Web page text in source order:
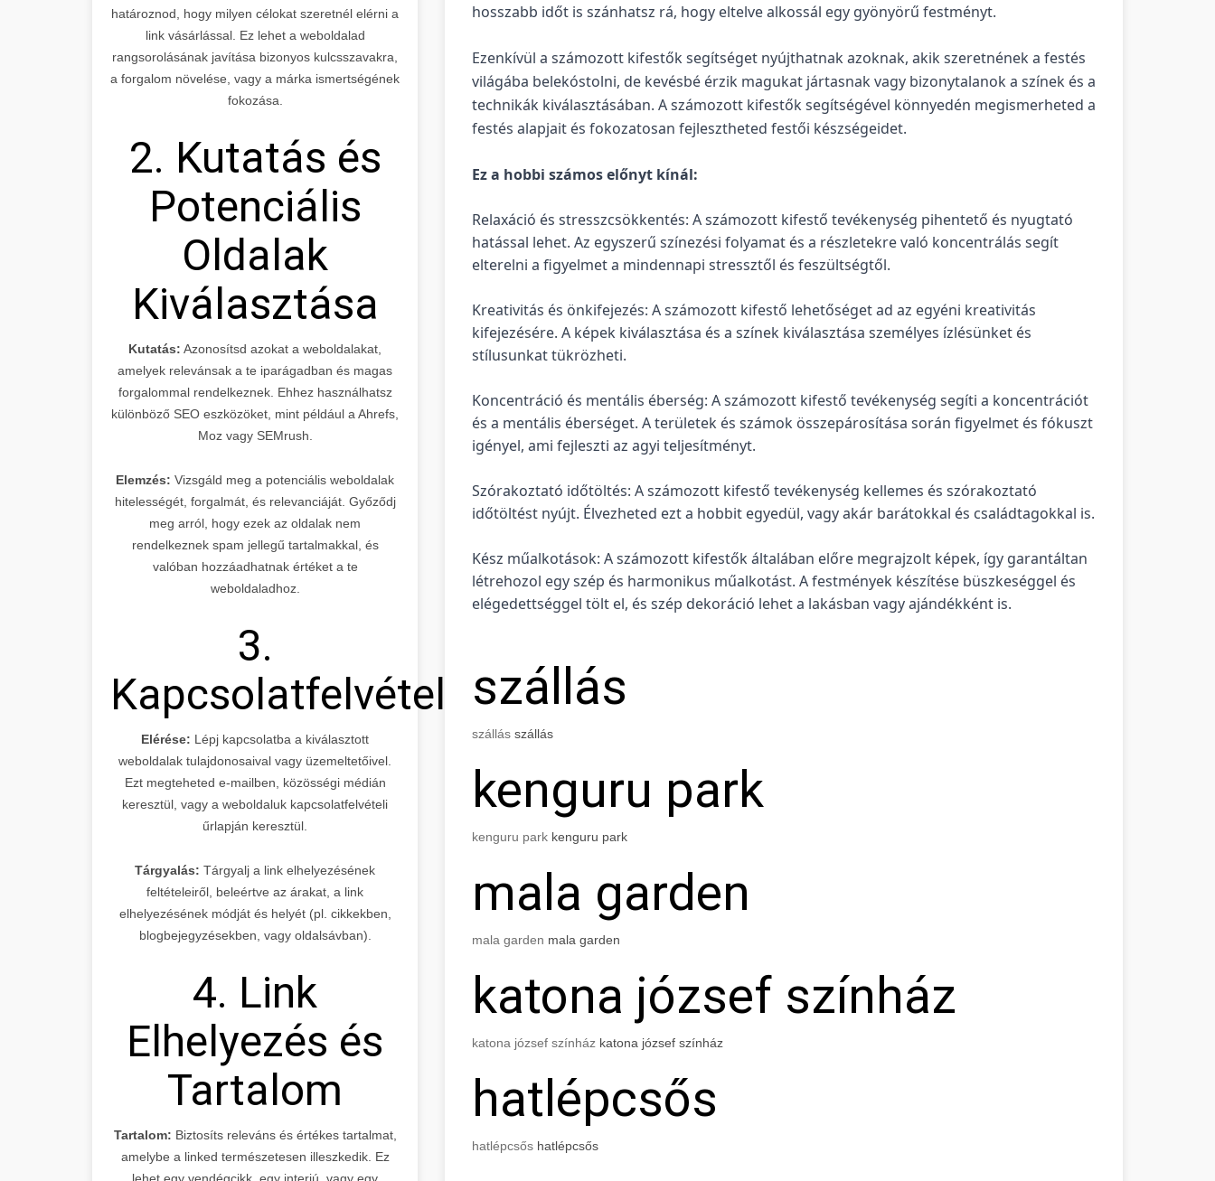
határoznod, hogy milyen célokat szeretnél elérni a
link vásárlással. Ez lehet a weboldalad
rangsorolásának javítása bizonyos kulcsszavakra,
a forgalom növelése, vagy a márka ismertségének
fokozása.
2. Kutatás és
Potenciális
Oldalak
Kiválasztása
Kutatás: Azonosítsd azokat a weboldalakat,
amelyek relevánsak a te iparágadban és magas
forgalommal rendelkeznek. Ehhez használhatsz
különböző SEO eszközöket, mint például a Ahrefs,
Moz vagy SEMrush.
Elemzés: Vizsgáld meg a potenciális weboldalak
hitelességét, forgalmát, és relevanciáját. Győződj
meg arról, hogy ezek az oldalak nem
rendelkeznek spam jellegű tartalmakkal, és
valóban hozzáadhatnak értéket a te
weboldaladhoz.
3.
Kapcsolatfelvétel
Elérése: Lépj kapcsolatba a kiválasztott
weboldalak tulajdonosaival vagy üzemeltetőivel.
Ezt megteheted e-mailben, közösségi médián
keresztül, vagy a weboldaluk kapcsolatfelvételi
űrlapján keresztül.
Tárgyalás: Tárgyalj a link elhelyezésének
feltételeiről, beleértve az árakat, a link
elhelyezésének módját és helyét (pl. cikkekben,
blogbejegyzésekben, vagy oldalsávban).
4. Link
Elhelyezés és
Tartalom
Tartalom: Biztosíts releváns és értékes tartalmat,
amelybe a linked természetesen illeszkedik. Ez
hosszabb időt is szánhatsz rá, hogy eltelve alkossál egy gyönyörű festményt.
Ezenkívül a számozott kifestők segítséget nyújthatnak azoknak, akik szeretnének a festés
világába belekóstolni, de kevésbé érzik magukat jártasnak vagy bizonytalanok a színek és a
technikák kiválasztásában. A számozott kifestők segítségével könnyedén megismerheted a
festés alapjait és fokozatosan fejlesztheted festői készségeidet.
Ez a hobbi számos előnyt kínál:
Relaxáció és stresszcsökkentés: A számozott kifestő tevékenység pihentető és nyugtató
hatással lehet. Az egyszerű színezési folyamat és a részletekre való koncentrálás segít
elterelni a figyelmet a mindennapi stressztől és feszültségtől.
Kreativitás és önkifejezés: A számozott kifestő lehetőséget ad az egyéni kreativitás
kifejezésére. A képek kiválasztása és a színek kiválasztása személyes ízlésünket és
stílusunkat tükrözheti.
Koncentráció és mentális éberség: A számozott kifestő tevékenység segíti a koncentrációt
és a mentális éberséget. A területek és számok összepárosítása során figyelmet és fókuszt
igényel, ami fejleszti az agyi teljesítményt.
Szórakoztató időtöltés: A számozott kifestő tevékenység kellemes és szórakoztató
időtöltést nyújt. Élvezheted ezt a hobbit egyedül, vagy akár barátokkal és családtagokkal is.
Kész műalkotások: A számozott kifestők általában előre megrajzolt képek, így garantáltan
létrehozol egy szép és harmonikus műalkotást. A festmények készítése büszkeséggel és
elégedettséggel tölt el, és szép dekoráció lehet a lakásban vagy ajándékként is.
szállás
szállás szállás
kenguru park
kenguru park kenguru park
mala garden
mala garden mala garden
katona józsef színház
katona józsef színház katona józsef színház
hatlépcsős
hatlépcsős hatlépcsős